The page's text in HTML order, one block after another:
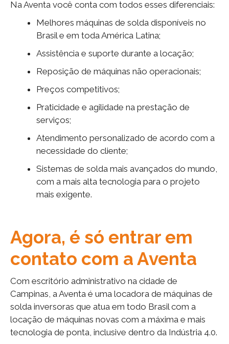
Na Aventa você conta com todos esses diferenciais:
Melhores máquinas de solda disponíveis no
Brasil e em toda América Latina;
Assistência e suporte durante a locação;
Reposição de máquinas não operacionais;
Preços competitivos;
Praticidade e agilidade na prestação de
serviços;
Atendimento personalizado de acordo com a
necessidade do cliente;
Sistemas de solda mais avançados do mundo,
com a mais alta tecnologia para o projeto
mais exigente.
Agora, é só entrar em
contato com a Aventa
Com escritório administrativo na cidade de
Campinas, a Aventa é uma locadora de máquinas de
solda inversoras que atua em todo Brasil com a
locação de máquinas novas com a máxima e mais
tecnologia de ponta, inclusive dentro da Indústria 4.0.